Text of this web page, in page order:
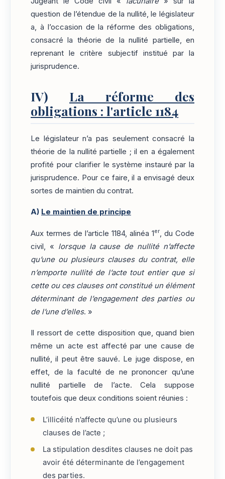
question de l’étendue de la nullité, le législateur
a, à l’occasion de la réforme des obligations,
consacré la théorie de la nullité partielle, en
reprenant le critère subjectif institué par la
jurisprudence.
IV) La réforme des
obligations : l'article 1184
Le législateur n’a pas seulement consacré la
théorie de la nullité partielle ; il en a également
profité pour clarifier le système instauré par la
jurisprudence. Pour ce faire, il a envisagé deux
sortes de maintien du contrat.
A) Le maintien de principe
Aux termes de l’article 1184, alinéa 1er, du Code
civil, « lorsque la cause de nullité n’affecte
qu’une ou plusieurs clauses du contrat, elle
n’emporte nullité de l’acte tout entier que si
cette ou ces clauses ont constitué un élément
déterminant de l’engagement des parties ou
de l’une d’elles. »
Il ressort de cette disposition que, quand bien
même un acte est affecté par une cause de
nullité, il peut être sauvé. Le juge dispose, en
effet, de la faculté de ne prononcer qu’une
nullité partielle de l’acte. Cela suppose
toutefois que deux conditions soient réunies :
L’illicéité n’affecte qu’une ou plusieurs
clauses de l’acte ;
La stipulation desdites clauses ne doit pas
avoir été déterminante de l’engagement
des parties.